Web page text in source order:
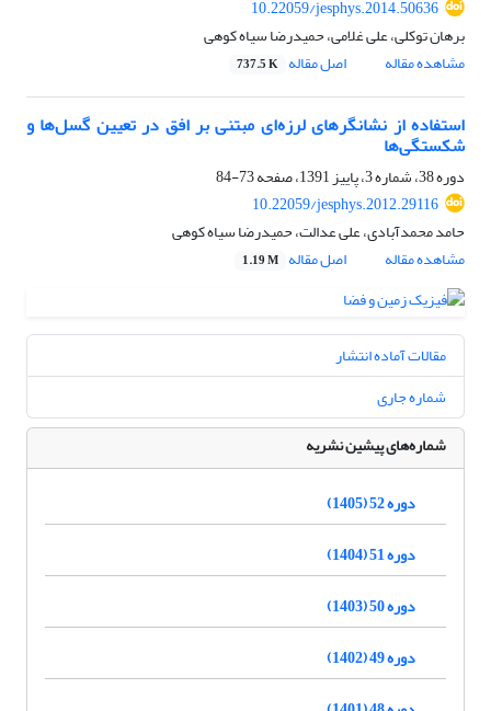
10.22059/jesphys.2014.50636
برهان توکلی، علی غلامی، حمیدرضا سیاه کوهی
مشاهده مقاله
اصل مقاله 737.5 K
استفاده از نشانگر‌‌های لرزه‌‌ای مبتنی بر افق در تعیین گسل‌‌ها و
شکستگی‌‌ها
دوره 38، شماره 3، پاییز 1391، صفحه
73-84
10.22059/jesphys.2012.29116
حامد محمدآبادی، علی عدالت، حمیدرضا سیاه کوهی
مشاهده مقاله
اصل مقاله 1.19 M
مقالات آماده انتشار
شماره جاری
شماره‌های پیشین نشریه
دوره 52 (1405)
دوره 51 (1404)
دوره 50 (1403)
دوره 49 (1402)